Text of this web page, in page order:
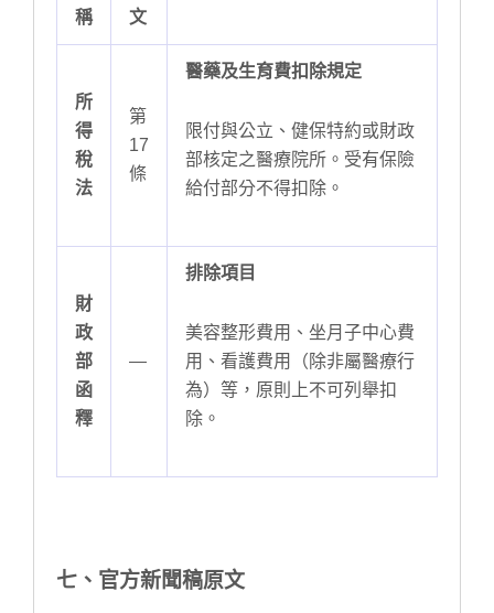
稱
文
所
得
稅
法
第
17
條
醫藥及生育費扣除規定
限付與公立、健保特約或財政
部核定之醫療院所。受有保險
給付部分不得扣除。
財
政
部
函
釋
—
排除項目
美容整形費用、坐月子中心費
用、看護費用（除非屬醫療行
為）等，原則上不可列舉扣
除。
七、官方新聞稿原文